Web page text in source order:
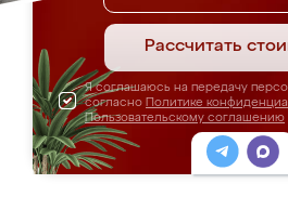
Рассчитать
Я соглашаюсь на передачу
согласно Политике
Пользовательскому соглашению